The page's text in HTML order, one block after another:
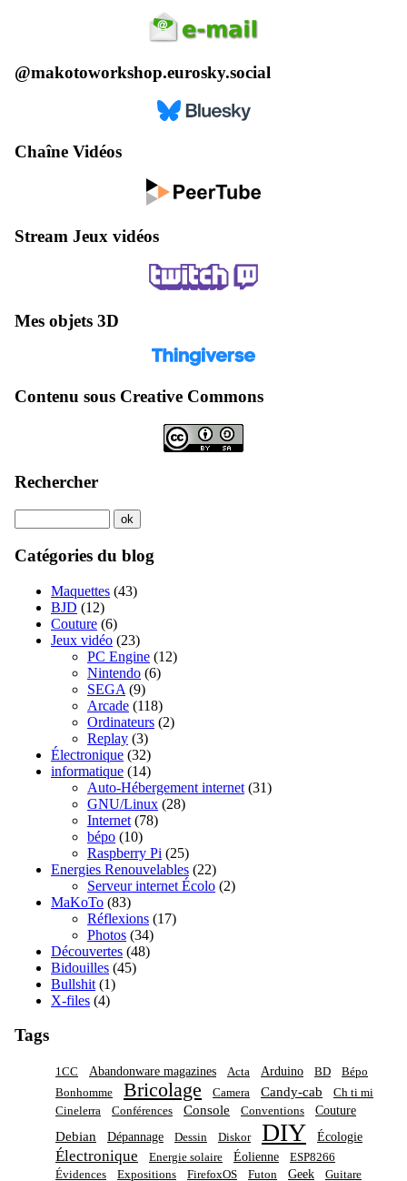
@makotoworkshop.eurosky.social
Chaîne Vidéos
Stream Jeux vidéos
Mes objets 3D
Contenu sous Creative Commons
Rechercher
Catégories du blog
Maquettes (43)
BJD (12)
Couture (6)
Jeux vidéo (23)
PC Engine (12)
Nintendo (6)
SEGA (9)
Arcade (118)
Ordinateurs (2)
Replay (3)
Électronique (32)
informatique (14)
Auto-Hébergement internet (31)
GNU/Linux (28)
Internet (78)
bépo (10)
Raspberry Pi (25)
Energies Renouvelables (22)
Serveur internet Écolo (2)
MaKoTo (83)
Réflexions (17)
Photos (34)
Découvertes (48)
Bidouilles (45)
Bullshit (1)
X-files (4)
Tags
1CC Abandonware magazines Acta Arduino BD
Bépo
Bonhomme
Bricolage Camera Candy-cab
Ch ti mi
Cinelerra
Conférences Console Conventions Couture
Debian Dépannage Dessin Diskor DIY Écologie
Électronique Energie solaire Éolienne
ESP8266
Évidences
Expositions FirefoxOS Futon Geek Guitare